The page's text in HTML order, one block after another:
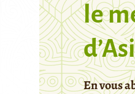
le
En vous